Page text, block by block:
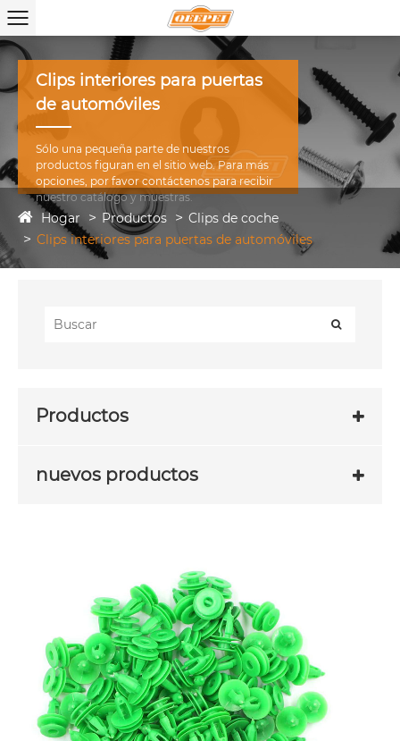
Clips interiores para puertas
de automóviles
Sólo una pequeña parte de nuestros
productos figuran en el sitio web. Para más
opciones, por favor contáctenos para recibir
nuestro catálogo y muestras.
Hogar Productos
Clips de coche
Clips interiores para puertas de automóviles
Productos
nuevos productos